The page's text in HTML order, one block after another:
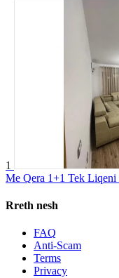
1
Me Qera 1+1 Tek
Rreth nesh
FAQ
Anti-Scam
Terms
Privacy